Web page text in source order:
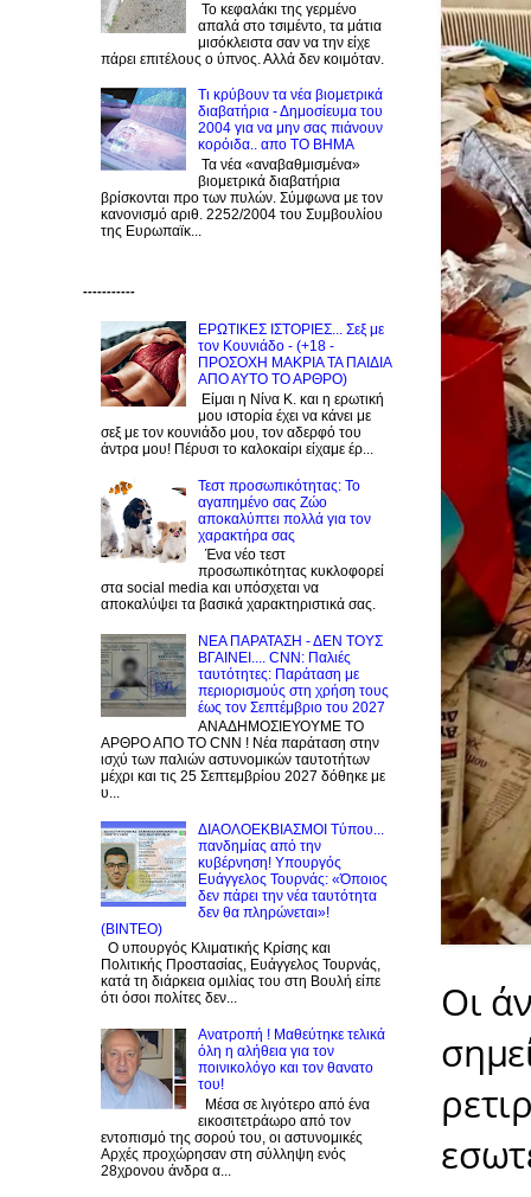
Οι
Το κεφαλάκι της γερμένο
απαλά στο τσιμέντο, τα μάτια
μισόκλειστα σαν να την είχε
πάρει επιτέλους ο ύπνος. Αλλά δεν κοιμόταν.
Τι κρύβουν τα νέα βιομετρικά
διαβατήρια - Δημοσίευμα του
2004 για να μην σας πιάνουν
κορόιδα.. απο ΤΟ ΒΗΜΑ
Τα νέα «αναβαθμισμένα»
βιομετρικά διαβατήρια
βρίσκονται προ των πυλών. Σύμφωνα με τον
κανονισμό αριθ. 2252/2004 του Συμβουλίου
της Ευρωπαϊκ...
-----------
ΕΡΩΤΙΚΕΣ ΙΣΤΟΡΙΕΣ... Σεξ με
τον Kουνιάδο - (+18 -
ΠΡΟΣΟΧΗ ΜΑΚΡΙΑ ΤΑ ΠΑΙΔΙΑ
ΑΠΟ ΑΥΤΟ ΤΟ ΑΡΘΡΟ)
Είμαι η Νίνα Κ. και η ερωτική
μου ιστορία έχει να κάνει με
σεξ με τον κουνιάδο μου, τον αδερφό του
άντρα μου! Πέρυσι το καλοκαίρι είχαμε έρ...
Τεστ προσωπικότητας: Το
αγαπημένο σας Zώο
αποκαλύπτει πολλά για τον
χαρακτήρα σας
Ένα νέο τεστ
προσωπικότητας κυκλοφορεί
στα social media και υπόσχεται να
αποκαλύψει τα βασικά χαρακτηριστικά σας.
NEA ΠΑΡΑΤΑΣΗ - ΔΕΝ ΤΟΥΣ
ΒΓΑΙΝΕΙ.... CNN: Παλιές
ταυτότητες: Παράταση με
περιορισμούς στη χρήση τους
έως τον Σεπτέμβριο του 2027
ΑΝΑΔΗΜΟΣΙΕΥΟΥΜΕ ΤΟ
ΑΡΘΡΟ ΑΠΟ ΤΟ CNN ! Νέα παράταση στην
ισχύ των παλιών αστυνομικών ταυτοτήτων
μέχρι και τις 25 Σεπτεμβρίου 2027 δόθηκε με
υ...
ΔΙΑΟΛΟΕΚΒΙΑΣΜΟΙ Tύπου...
πανδημίας από την
κυβέρνηση! Υπουργός
Ευάγγελος Τουρνάς: «Όποιος
δεν πάρει την νέα ταυτότητα
δεν θα πληρώνεται»!
(BINTEO)
Ο υπουργός Κλιματικής Κρίσης και
Πολιτικής Προστασίας, Ευάγγελος Τουρνάς,
κατά τη διάρκεια ομιλίας του στη Βουλή είπε
ότι όσοι πολίτες δεν...
Ανατροπή ! Mαθεύτηκε τελικά
όλη η αλήθεια για τον
ποινικολόγο και τον θανατο
του!
Μέσα σε λιγότερο από ένα
εικοσιτετράωρο από τον
εντοπισμό της σορού του, οι αστυνομικές
Αρχές προχώρησαν στη σύλληψη ενός
28χρονου άνδρα α...